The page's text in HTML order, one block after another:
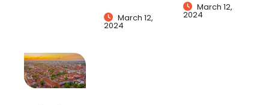
March 12,
2024
March 12,
2024